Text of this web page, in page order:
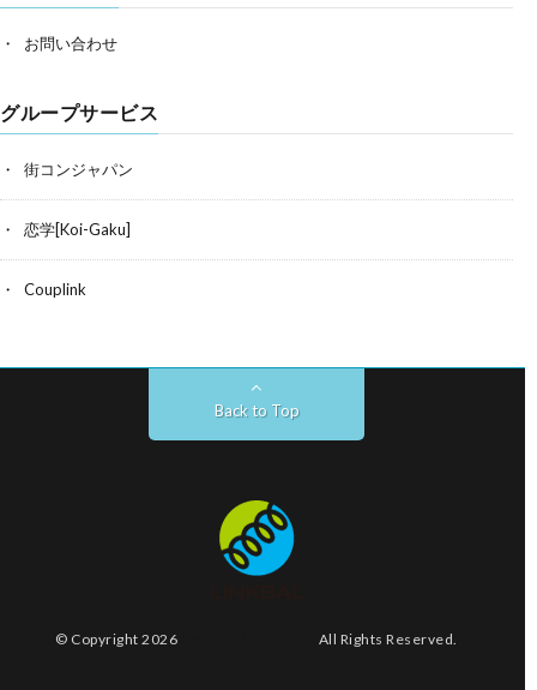
お問い合わせ
グループサービス
街コンジャパン
恋学[Koi-Gaku]
Couplink
Back to Top
© Copyright 2026 All Rights Reserved.